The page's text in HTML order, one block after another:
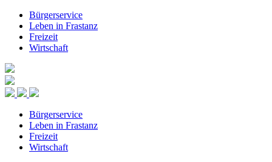
Bürgerservice
Leben in Frastanz
Freizeit
Wirtschaft
Bürgerservice
Leben in Frastanz
Freizeit
Wirtschaft